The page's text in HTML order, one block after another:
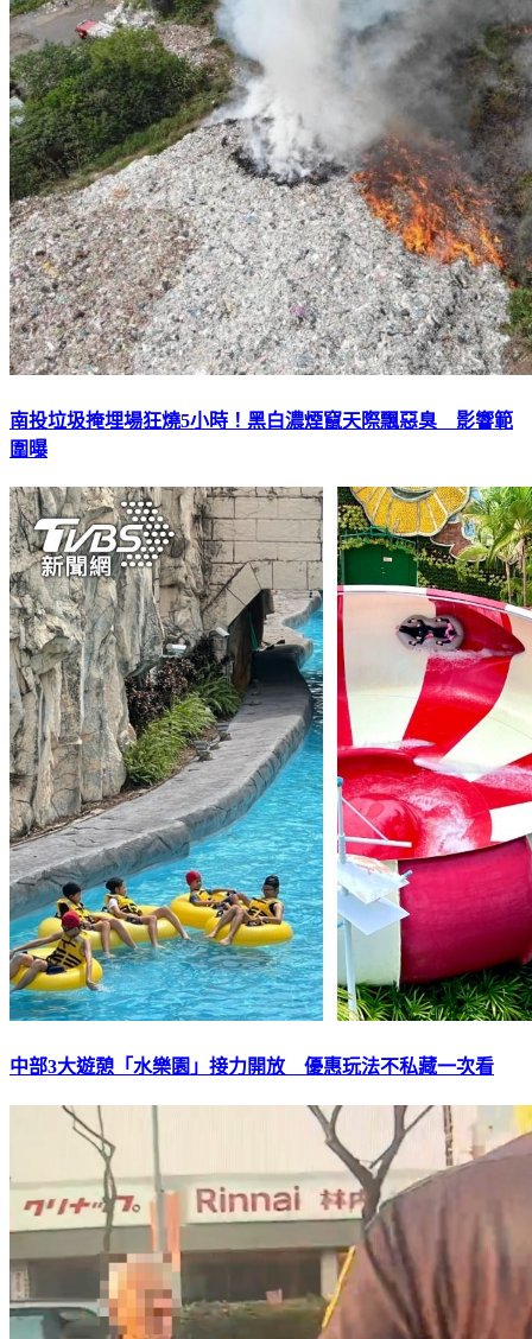
南投垃圾掩埋場狂燒5小時！黑白濃煙竄天際飄惡臭 影響範
圍曝
中部3大遊憩「水樂園」接力開放 優惠玩法不私藏一次看